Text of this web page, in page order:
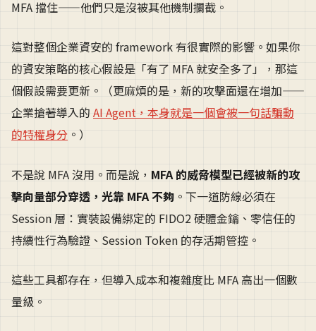
MFA 擋住——他們只是沒被其他機制攔截。
這對整個企業資安的 framework 有很實際的影響。如果你
的資安策略的核心假設是「有了 MFA 就安全多了」，那這
個假設需要更新。（更麻煩的是，新的攻擊面還在增加——
企業搶著導入的 AI Agent，本身就是一個會被一句話騙動
的特權身分 。）
不是說 MFA 沒用。而是說， MFA 的威脅模型已經被新的攻
擊向量部分穿透，光靠 MFA 不夠 。下一道防線必須在
Session 層：實裝設備綁定的 FIDO2 硬體金鑰、零信任的
持續性行為驗證、Session Token 的存活期管控。
這些工具都存在，但導入成本和複雜度比 MFA 高出一個數
量級。